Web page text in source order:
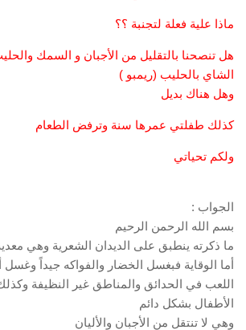
ماذا علية فعلة لتجنبة ؟؟
هل تنصحنا بالتقليل من الأجبان و السمك
الشاي بالحليب (ريمبو )
وهل هناك بديل
كذلك طفلتي عمرها سنة وترفض الطعام
ولكم تحياتي
الجواب :
بسم الله الرحمن الرحيم
ما ذكرته ينطبق على الديدان الشعرية وهي
أما الوقاية فبغسل الخضار والفواكه جيداً وغسل
اللعب في الحدائق والمناطق غير النظيفة
الأطفال بشكل دائم
وهي لا تنتقل من الأجبان والأليان